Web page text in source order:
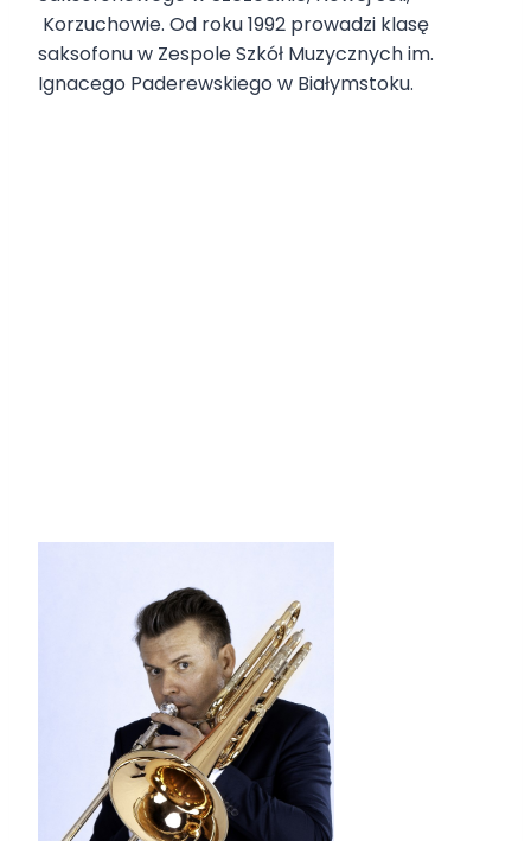
Korzuchowie. Od roku 1992 prowadzi klasę
saksofonu w Zespole Szkół Muzycznych im.
Ignacego Paderewskiego w Białymstoku.